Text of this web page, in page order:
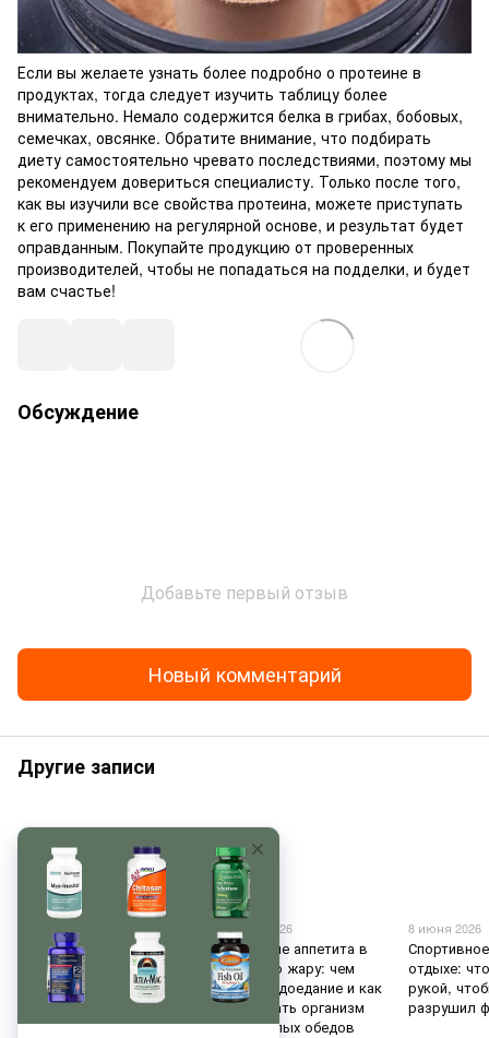
Если вы желаете узнать более подробно о протеине в
продуктах, тогда следует изучить таблицу более
внимательно. Немало содержится белка в грибах, бобовых,
семечках, овсянке. Обратите внимание, что подбирать
диету самостоятельно чревато последствиями, поэтому мы
рекомендуем довериться специалисту. Только после того,
как вы изучили все свойства протеина, можете приступать
к его применению на регулярной основе, и результат будет
оправданным. Покупайте продукцию от проверенных
производителей, чтобы не попадаться на подделки, и будет
вам счастье!
Обсуждение
Добавьте первый отзыв
Новый комментарий
Другие записи
Держим водно-солевой
баланс без магазинных
спортивных напитков
16 июня 2026
Отсутствие аппетита в
июльскую жару: чем
грозит недоедание и как
поддержать организм
без тяжелых обедов
8 июня 2026
отдыхе:
рукой,
разрушил